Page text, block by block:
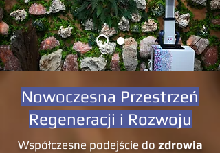
Nowoczesna Przestrzeń
Regeneracji i Rozwoju
Współczesne podejście do zdrowia